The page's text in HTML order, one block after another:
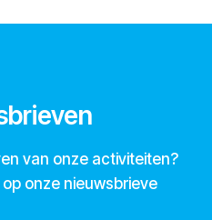
van onze activiteiten?
onze nieuwsbrieve